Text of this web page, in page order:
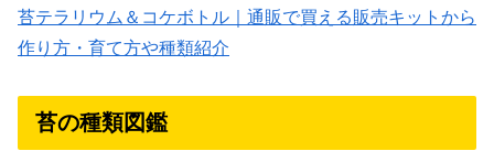
苔テラリウム＆コケボトル｜通販で買える販売キットから
作り方・育て方や種類紹介
苔の種類図鑑